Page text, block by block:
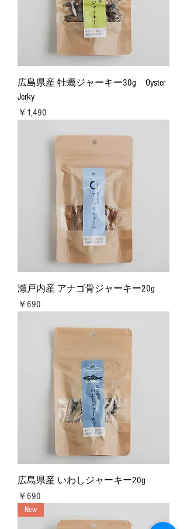
広島県産 牡蠣ジャーキー30g Oyster
Jerky
価格
￥1,490
瀬戸内産 アナゴ骨ジャーキー20g
価格
￥690
広島県産 いわしジャーキー20g
価格
￥690
New